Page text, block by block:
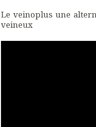
Le veinoplus une
veineux